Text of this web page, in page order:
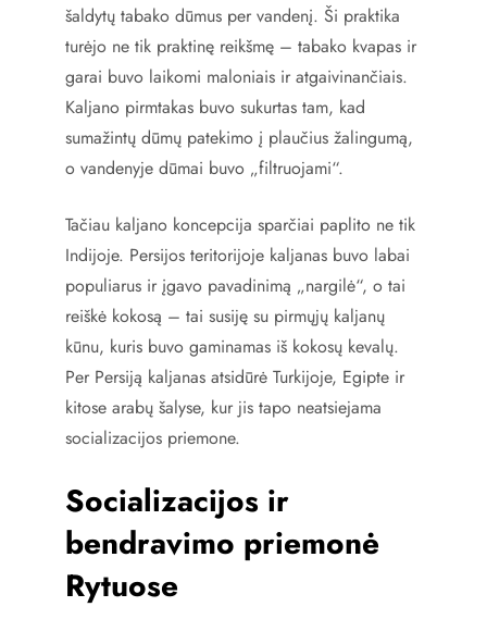
šaldytų tabako dūmus per vandenį. Ši praktika
turėjo ne tik praktinę reikšmę – tabako kvapas ir
garai buvo laikomi maloniais ir atgaivinančiais.
Kaljano pirmtakas buvo sukurtas tam, kad
sumažintų dūmų patekimo į plaučius žalingumą,
o vandenyje dūmai buvo „filtruojami“.
Tačiau kaljano koncepcija sparčiai paplito ne tik
Indijoje. Persijos teritorijoje kaljanas buvo labai
populiarus ir įgavo pavadinimą „nargilė“, o tai
reiškė kokosą – tai susiję su pirmųjų kaljanų
kūnu, kuris buvo gaminamas iš kokosų kevalų.
Per Persiją kaljanas atsidūrė Turkijoje, Egipte ir
kitose arabų šalyse, kur jis tapo neatsiejama
socializacijos priemone.
Socializacijos ir
bendravimo priemonė
Rytuose